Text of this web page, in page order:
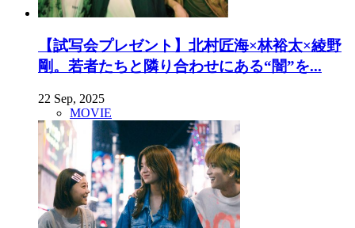
【試写会プレゼント】北村匠海×林裕太×綾野
剛。若者たちと隣り合わせにある“闇”を...
22 Sep, 2025
MOVIE